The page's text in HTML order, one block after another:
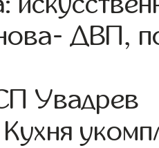
ДВП,
Увадрев